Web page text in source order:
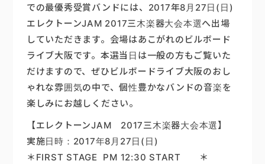
での最優秀受賞バンドには、2017年8月27日(日)
エレクトーンJAM 2017三木楽器大会本選へ出場
していただきます。会場はあこがれのビルボード
ライブ大阪です。本選当日は一般の方もご覧いた
だけますので、ぜひビルボードライブ大阪のおし
ゃれな雰囲気の中で、個性豊かなバンドの音楽を
楽しみにお越しください。
【エレクトーンJAM 2017三木楽器大会本選】
実施日時：2017年8月27日(日)
＊FIRST STAGE PM 12:30 START ＊